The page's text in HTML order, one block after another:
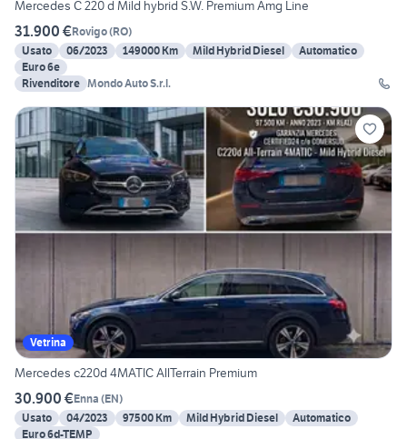
Mercedes C 220 d Mild hybrid S.W. Premium Amg Line
31.900 €Rovigo(RO)
Usato
06/2023 149000 Km Mild Hybrid Diesel
Automatico
Euro 6e
Rivenditore Mondo Auto S.r.l.
Vetrina
Mercedes c220d 4MATIC AllTerrain Premium
30.900 €Enna (EN)
Usato
04/2023 97500 Km Mild Hybrid Diesel
Automatico
Euro 6d-TEMP